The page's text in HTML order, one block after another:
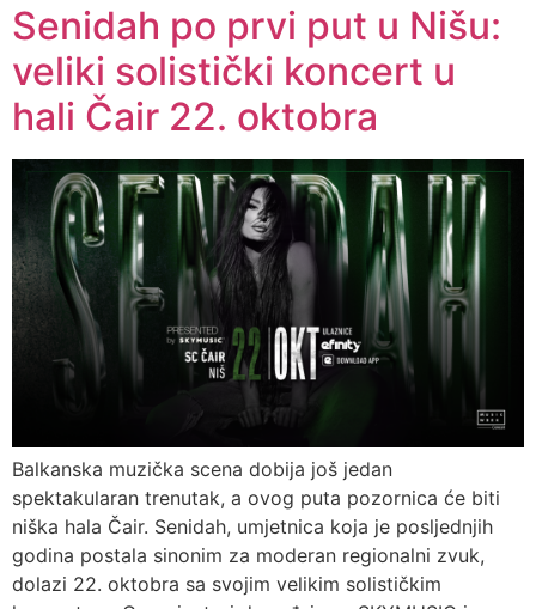
Senidah po prvi put u Nišu:
veliki solistički koncert u
hali Čair 22. oktobra
Balkanska muzička scena dobija još jedan
spektakularan trenutak, a ovog puta pozornica će biti
niška hala Čair. Senidah, umjetnica koja je posljednjih
godina postala sinonim za moderan regionalni zvuk,
dolazi 22. oktobra sa svojim velikim solističkim